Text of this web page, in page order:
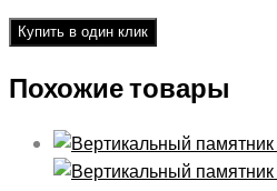
Купить в один клик
Похожие товары